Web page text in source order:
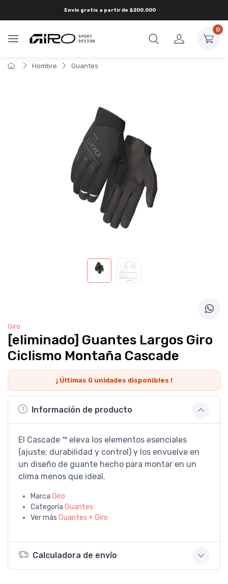
Envío gratis a partir de $200.000
0
Hombre Guantes
Giro
[eliminado] Guantes Largos Giro
Ciclismo Montaña Cascade
¡ Últimas 0unidades disponibles !
Información de producto
El Cascade ™ eleva los elementos esenciales
(ajuste, durabilidad y control) y los envuelve en
un diseño de guante hecho para montar en un
clima menos que ideal.
Marca Giro
Categoría Guantes
Ver más Guantes + Giro
Calculadora de envío